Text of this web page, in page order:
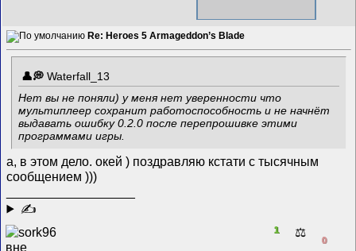
Re: Heroes 5 Armageddon’s Blade
Waterfall_13
Нет вы не поняли) у меня нет уверенности что
мультиплеер сохранит работоспособность и не начнёт
выдавать ошибку 0.2.0 после перепрошивке этими
программами игры.
а, в этом дело. окей ) поздравляю кстати с тысячным
сообщением )))
✍
1 ⚖️
0